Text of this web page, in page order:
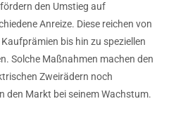
den Umstieg auf
Anreize. Diese reichen von
bis hin zu speziellen
Solche Maßnahmen machen den
Zweirädern noch
Markt bei seinem Wachstum.